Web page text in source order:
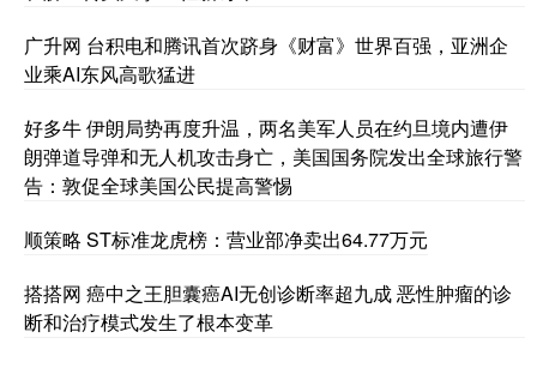
广升网 台积电和腾讯首次跻身《财富》世界百强，亚洲企
业乘AI东风高歌猛进
好多牛 伊朗局势再度升温，两名美军人员在约旦境内遭伊
朗弹道导弹和无人机攻击身亡，美国国务院发出全球旅行警
告：敦促全球美国公民提高警惕
顺策略 ST标准龙虎榜：营业部净卖出64.77万元
搭搭网 癌中之王胆囊癌AI无创诊断率超九成 恶性肿瘤的诊
断和治疗模式发生了根本变革